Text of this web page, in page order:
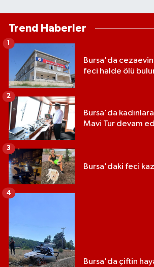
Trend Haberler
Bursa'da
feci halde ölü
Bursa'da
Mavi Tur devam
2
Bursa'daki feci
3
Bursa'da çiftin
4